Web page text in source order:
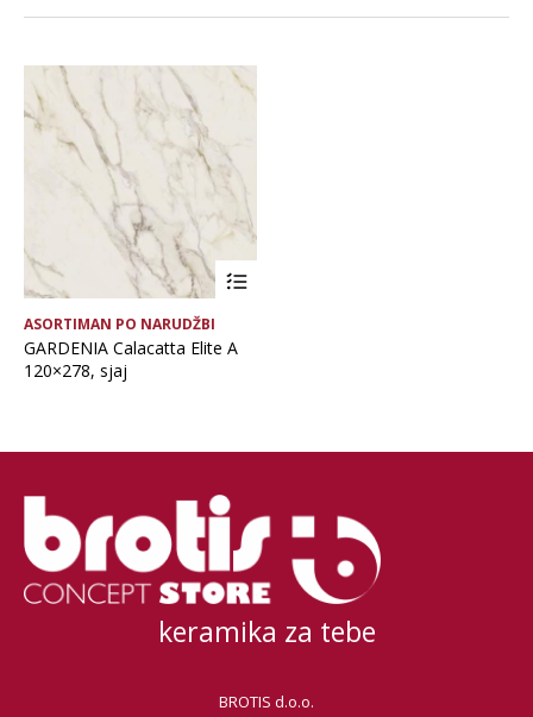
ASORTIMAN PO NARUDŽBI
GARDENIA Calacatta Elite A
120×278, sjaj
keramika za tebe
BROTIS d.o.o.